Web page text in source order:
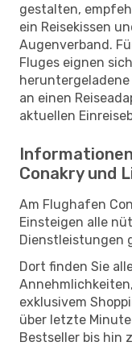
gestalten,
ein Reisekissen
Augenverband.
Fluges eignen
heruntergeladene
an einen
aktuellen
Conakry und
Am Flughafen
Einsteigen alle
Dienstleistungen
Dort finden Sie
exklusivem
über letzte
Bestseller bis hin